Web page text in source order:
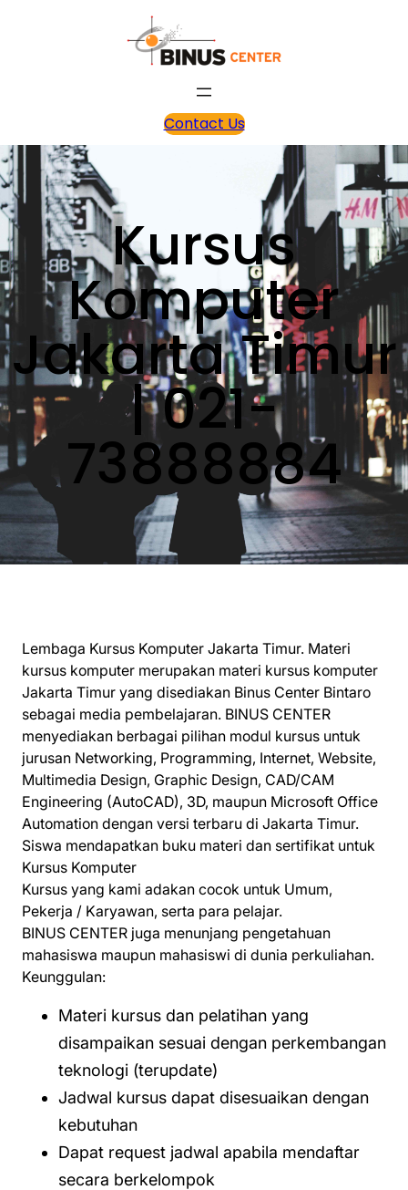
Contact Us
Kursus
Komputer
Jakarta Timur
| 021-
73888884
Lembaga Kursus Komputer Jakarta Timur. Materi
kursus komputer merupakan materi kursus komputer
Jakarta Timur yang disediakan Binus Center Bintaro
sebagai media pembelajaran. BINUS CENTER
menyediakan berbagai pilihan modul kursus untuk
jurusan Networking, Programming, Internet, Website,
Multimedia Design, Graphic Design, CAD/CAM
Engineering (AutoCAD), 3D, maupun Microsoft Office
Automation dengan versi terbaru di Jakarta Timur.
Siswa mendapatkan buku materi dan sertifikat untuk
Kursus Komputer
Kursus yang kami adakan cocok untuk Umum,
Pekerja / Karyawan, serta para pelajar.
BINUS CENTER juga menunjang pengetahuan
mahasiswa maupun mahasiswi di dunia perkuliahan.
Keunggulan:
Materi kursus dan pelatihan yang
disampaikan sesuai dengan perkembangan
teknologi (terupdate)
Jadwal kursus dapat disesuaikan dengan
kebutuhan
Dapat request jadwal apabila mendaftar
secara berkelompok